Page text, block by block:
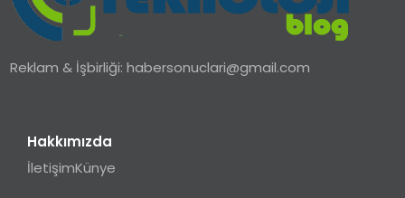
Reklam & İşbirliği:habersonuclari@gmail.com
Hakkımızda
İletişimKünye